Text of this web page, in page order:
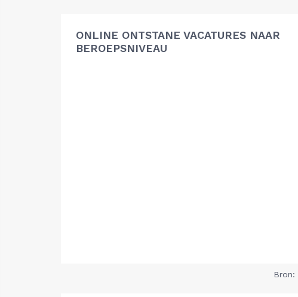
ONLINE ONTSTANE VACATURES NAAR
BEROEPSNIVEAU
Bron: